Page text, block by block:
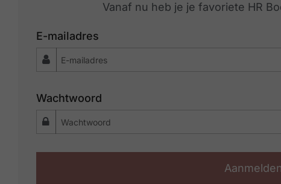
Vanaf nu heb je je favoriete HR
E-mailadres
Wachtwoord
Aanmelden